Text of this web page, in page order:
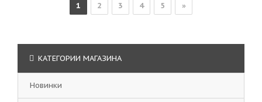
1 2 3 4 5 »
КАТЕГОРИИ МАГАЗИНА
Новинки